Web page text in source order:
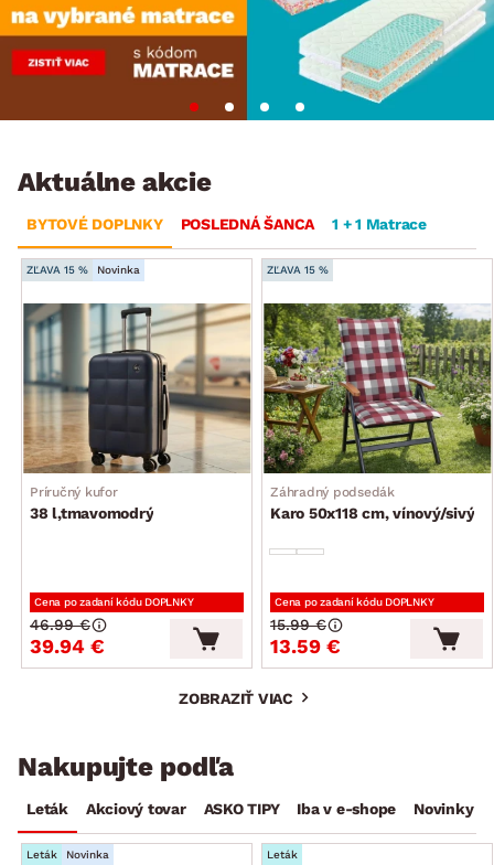
Aktuálne akcie
BYTOVÉ DOPLNKY POSLEDNÁ ŠANCA 1 + 1 Matrace
ZĽAVA 15 % Novinka
Príručný kufor
38 l,tmavomodrý
Cena po zadaní kódu DOPLNKY
39.94 €
46.99 €
ZĽAVA 15 %
Záhradný podsedák
Karo 50x118 cm, vínový/sivý
Cena po zadaní kódu DOPLNKY
13.59 €
15.99 €
ZOBRAZIŤ VIAC
Nakupujte podľa
Leták Akciový tovar ASKO TIPY Iba v e-shope Novinky
Leták Novinka Leták